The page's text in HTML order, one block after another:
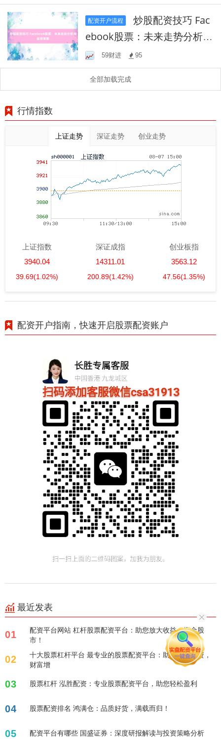
脉动
配资开户流程
炒股配资技巧 Fac
ebook股票：未来走势分析与
投资策略
59财进 95
全部加载完成
行情指数
上证走势 深证走势 创业走势
上证指数
3940.04
39.69(1.02%)
深证成指
14311.01
200.89(1.42%)
创业板指
3563.12
47.56(1.35%)
配资开户指南，快速开启股票配资账户
最近发表
01
配资平台网站 杠杆股票配资平台：助您放大收益，掘金股
市！
02
十大股票杠杆平台 最专业的股票配资平台：助您精准投资，
财富增
03 股票杠杆 泓胜配资：专业股票配资平台，助您轻松盈利
04 股票配资排名 鸿满仓：品质好货，满载而归！
05 配资平台有哪些 国盛证券：深度研报解读与投资策略分析